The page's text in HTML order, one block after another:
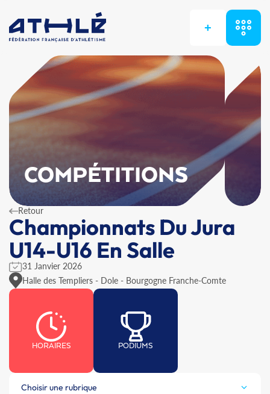
+
COMPÉTITIONS
Retour
Championnats Du Jura
U14-U16 En Salle
31 Janvier 2026
Halle des Templiers - Dole - Bourgogne Franche-Comte
HORAIRES PODIUMS
Choisir une rubrique